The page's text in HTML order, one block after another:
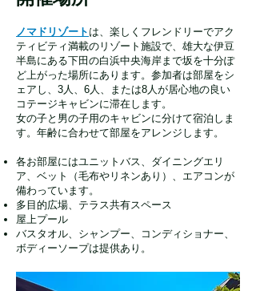
ノマドリゾート は、楽しくフレンドリーでアク
ティビティ満載のリゾート施設で、雄大な伊豆
半島にある下田の白浜中央海岸まで坂を十分ぽ
ど上がった場所にあります。参加者は部屋をシ
ェアし、3人、6人、または8人が居心地の良い
コテージキャビンに滞在します。
女の子と男の子用のキャビンに分けて宿泊しま
す。年齢に合わせて部屋をアレンジします。
各お部屋にはユニットバス、ダイニングエリ
ア、ベット（毛布やリネンあり）、エアコンが
備わっています。
多目的広場、テラス共有スペース
屋上プール
バスタオル、シャンプー、コンディショナー、
ボディーソープは提供あり。​